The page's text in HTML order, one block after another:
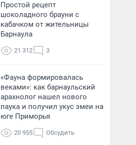
Простой рецепт
шоколадного брауни с
кабачком от жительницы
Барнаула
21 312 3
«Фауна формировалась
веками»: как барнаульский
арахнолог нашел нового
паука и получил укус змеи на
юге Приморья
20 955 Обсудить